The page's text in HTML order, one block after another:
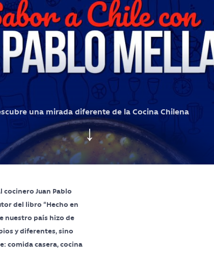
una mirada diferente de la Cocina Chilena
↓
cocinero Juan Pablo
del libro “Hecho en
nuestro país hizo de
y diferentes, sino
comida casera, cocina